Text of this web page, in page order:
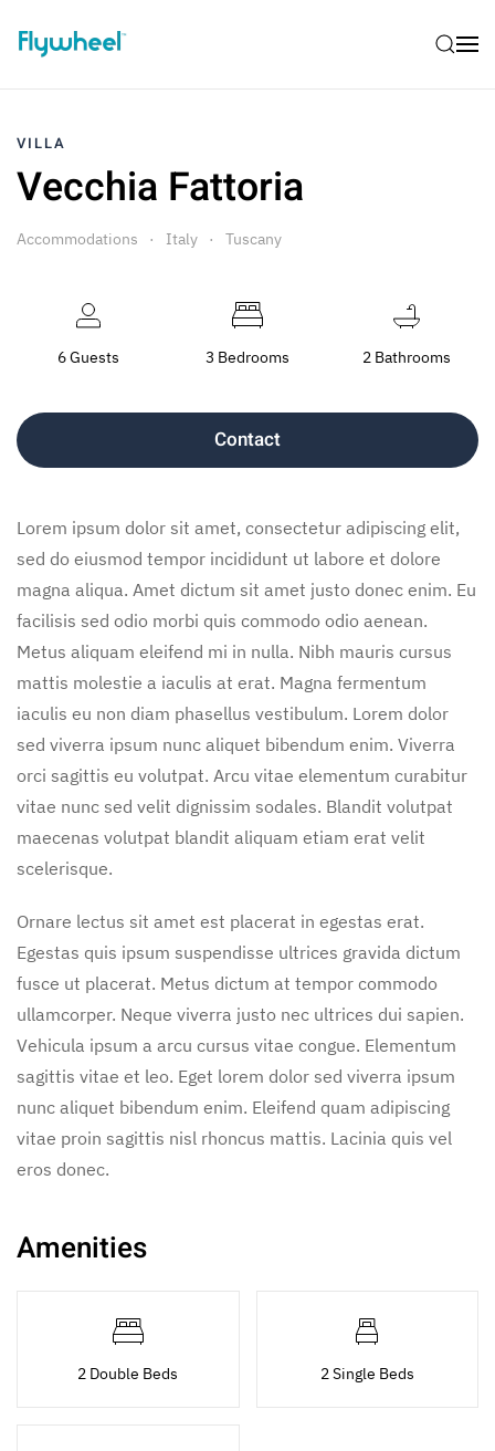
VILLA
Vecchia Fattoria
Accommodations Italy Tuscany
6 Guests 3 Bedrooms 2 Bathrooms
Contact
Lorem ipsum dolor sit amet, consectetur adipiscing elit,
sed do eiusmod tempor incididunt ut labore et dolore
magna aliqua. Amet dictum sit amet justo donec enim. Eu
facilisis sed odio morbi quis commodo odio aenean.
Metus aliquam eleifend mi in nulla. Nibh mauris cursus
mattis molestie a iaculis at erat. Magna fermentum
iaculis eu non diam phasellus vestibulum. Lorem dolor
sed viverra ipsum nunc aliquet bibendum enim. Viverra
orci sagittis eu volutpat. Arcu vitae elementum curabitur
vitae nunc sed velit dignissim sodales. Blandit volutpat
maecenas volutpat blandit aliquam etiam erat velit
scelerisque.
Ornare lectus sit amet est placerat in egestas erat.
Egestas quis ipsum suspendisse ultrices gravida dictum
fusce ut placerat. Metus dictum at tempor commodo
ullamcorper. Neque viverra justo nec ultrices dui sapien.
Vehicula ipsum a arcu cursus vitae congue. Elementum
sagittis vitae et leo. Eget lorem dolor sed viverra ipsum
nunc aliquet bibendum enim. Eleifend quam adipiscing
vitae proin sagittis nisl rhoncus mattis. Lacinia quis vel
eros donec.
Amenities
2 Double Beds 2 Single Beds